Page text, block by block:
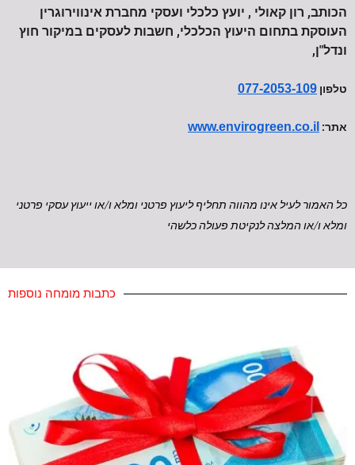
הכותב, רון קאולי , יועץ כלכלי ועסקי מחברת אינווירוגרין
העוסקת בתחום היעוץ הכלכלי, חשבות לעסקים במיקור חוץ
ונדל"ן,
טלפון 077-2053-109
אתר: www.envirogreen.co.il
כל האמור לעיל אינו מהווה תחליף ליעוץ פרטני ומלא ו/או ייעוץ עסקי פרטני
ומלא ו/או המלצה לנקיטת פעולה כלשהי
כתבות מומחה נוספות